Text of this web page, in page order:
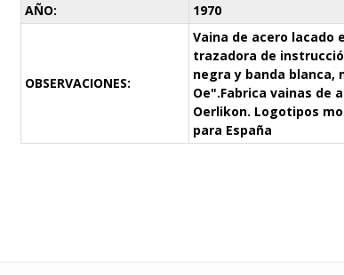
AÑO:
1970
OBSERVACIONES:
Vaina de acero lacado
trazadora de
negra y banda blanca,
Oe".Fabrica vainas de
Oerlikon. Logotipos
para España